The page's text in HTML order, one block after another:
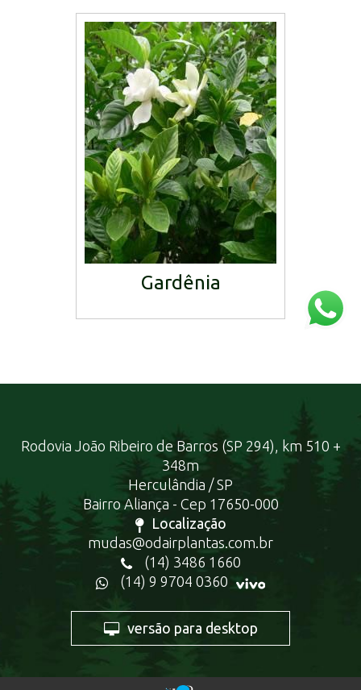
Gardênia
Rodovia João Ribeiro de Barros (SP 294), km 510 +
348m
Herculândia / SP
Bairro Aliança - Cep 17650-000
Localização
mudas@odairplantas.com.br
(14) 3486 1660
(14) 9 9704 0360
versão para desktop